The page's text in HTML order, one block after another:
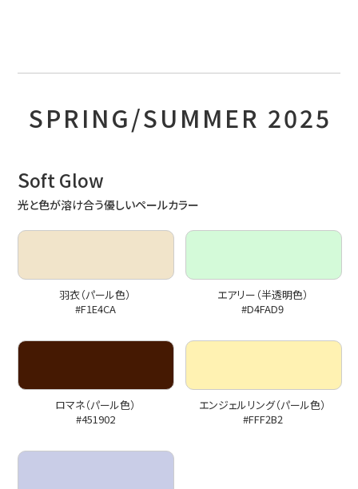
SPRING/SUMMER 2025
Soft Glow
光と色が溶け合う優しいペールカラー
羽衣（パール色）
#F1E4CA
エアリー（半透明色）
#D4FAD9
ロマネ（パール色）
#451902
エンジェルリング（パール色）
#FFF2B2